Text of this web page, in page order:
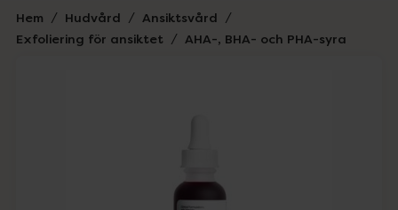
Hem Hudvård
Ansiktsvård
Exfoliering för ansiktet
AHA-, BHA- och PHA-syra